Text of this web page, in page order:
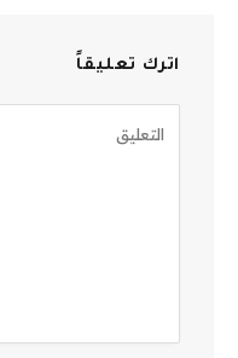
اترك تعليقاً